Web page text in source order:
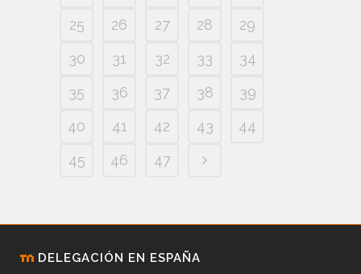
25
26 27 28
29
30
31 32 33
34
35
36 37 38
39
40
41 42 43
44
45
46 47
DELEGACIÓN EN ESPAÑA